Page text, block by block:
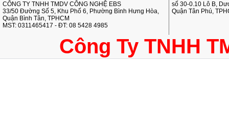
CÔNG TY TNHH TMDV CÔNG NGHỆ EBS
33/50 Đường Số 5, Khu Phố 6, Phường Bình Hưng Hòa,
Quận Bình Tân, TPHCM
MST: 0311465417 - ĐT: 08 5428 4985
số 30-0.10 Lô B,
Quận Tân Phú,
Công Ty TNHH